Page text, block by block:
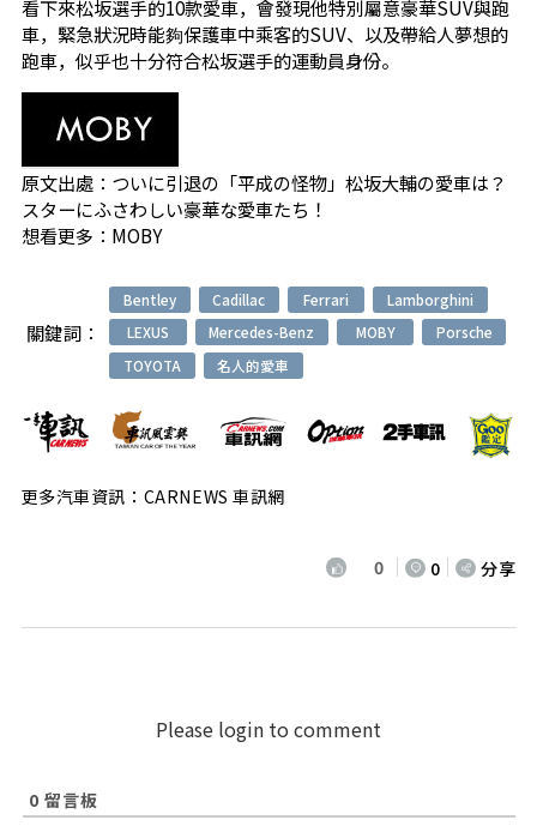
看下來松坂選手的10款愛車，會發現他特別屬意豪華SUV與跑
車，緊急狀況時能夠保護車中乘客的SUV、以及帶給人夢想的
跑車，似乎也十分符合松坂選手的運動員身份。
原文出處： ついに引退の「平成の怪物」松坂大輔の愛車は？
スターにふさわしい豪華な愛車たち！
想看更多： MOBY
關鍵詞：
Bentley Cadillac Ferrari
Lamborghini
LEXUS
Mercedes-Benz MOBY
Porsche
TOYOTA
名人的愛車
更多汽車資訊：CARNEWS 車訊網
0 0 分享
Please login to comment
0 留言板